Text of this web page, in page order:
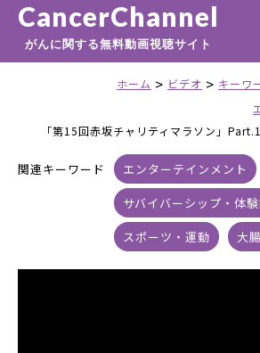
CancerChannel
がんに関する無料動画視聴サイト
ホーム > ビデオ > キーワ
「第15回赤坂チャリティマラソン」
関連キーワード
エンターテインメント
サバイバーシップ・体
スポーツ・運動
大